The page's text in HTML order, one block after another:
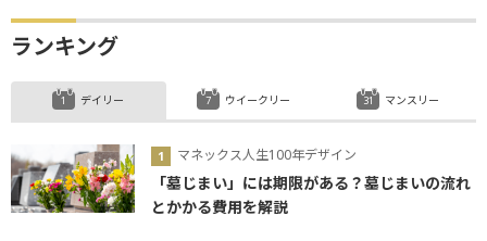
ランキング
デイリー
マネックス人生100年デザイン
「墓じまい」には期限がある？墓じまいの流れ
とかかる費用を解説
ウイークリー マンスリー